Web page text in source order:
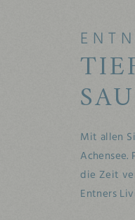
Mit allen
Achensee.
die Zeit
Entners